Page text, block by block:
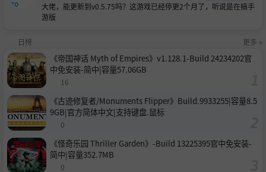
大佬，能更新到v0.5.75吗？这游戏已经停更2个月了，听说是在搞手
游版
日榜 更多 »
《帝国神话 Myth of Empires》v1.128.1-Build 24234202官
中免安装-简中|容量57.06GB
16
《古迹修复者/Monuments Flipper》Build.9933255|容量8.5
9GB|官方简体中文|支持键盘.鼠标
0
《怪奇乐园 Thriller Garden》-Build 13225395官中免安装-
简中|容量352.7MB
0